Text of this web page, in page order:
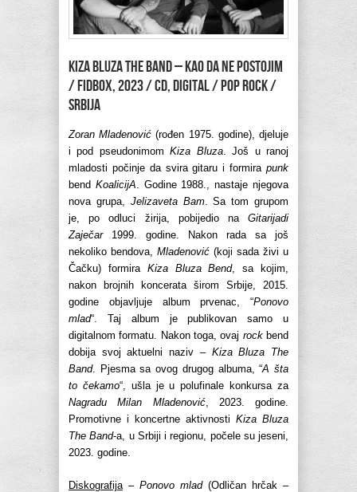
KIZA BLUZA THE BAND – Kao da ne postojim
/ FidBox, 2023 / CD, Digital / pop rock /
Srbija
Zoran Mladenović (rođen 1975. godine), djeluje
i pod pseudonimomKiza Bluza. Još u ranoj
mladosti počinje da svira gitaru i formira punk
bend KoalicijA . Godine 1988., nastaje njegova
nova grupa, Jelizaveta Bam. Sa tom grupom
je, po odluci žirija, pobijedio na Gitarijadi
Zaječar1999. godine. Nakon rada sa još
nekoliko bendova, Mladenović (koji sada živi u
Čačku) formira Kiza Bluza Bend, sa kojim,
nakon brojnih koncerata širom Srbije, 2015.
godine objavljuje album prvenac, “Ponovo
mlad“. Taj album je publikovan samo u
digitalnom formatu. Nakon toga, ovaj rockbend
dobija svoj aktuelni naziv – Kiza Bluza The
Band. Pjesma sa ovog drugog albuma, “A šta
to čekamo“, ušla je u polufinale konkursa za
Nagradu Milan Mladenović, 2023. godine.
Promotivne i koncertne aktivnosti Kiza Bluza
The Band-a, u Srbiji i regionu, počele su jeseni,
2023. godine.
Diskografija – Ponovo mlad(Odličan hrčak –